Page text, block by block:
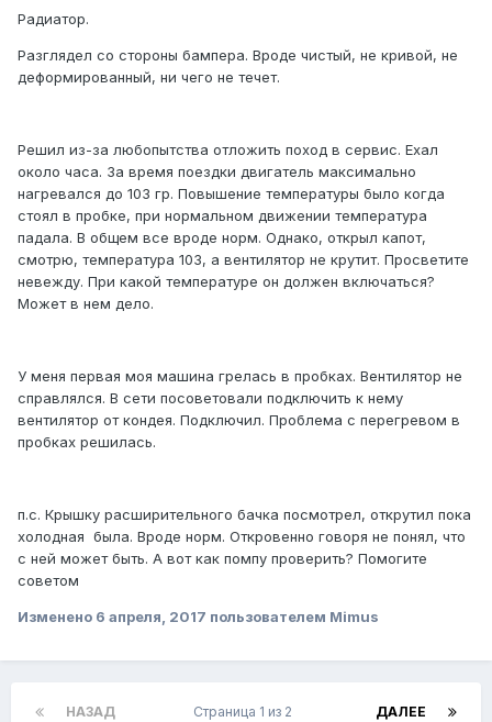
Радиатор.
Разглядел со стороны бампера. Вроде чистый, не кривой, не
деформированный, ни чего не течет.
Решил из-за любопытства отложить поход в сервис. Ехал
около часа. За время поездки двигатель максимально
нагревался до 103 гр. Повышение температуры было когда
стоял в пробке, при нормальном движении температура
падала. В общем все вроде норм. Однако, открыл капот,
смотрю, температура 103, а вентилятор не крутит. Просветите
невежду. При какой температуре он должен включаться?
Может в нем дело.
У меня первая моя машина грелась в пробках. Вентилятор не
справлялся. В сети посоветовали подключить к нему
вентилятор от кондея. Подключил. Проблема с перегревом в
пробках решилась.
п.с. Крышку расширительного бачка посмотрел, открутил пока
холодная была. Вроде норм. Откровенно говоря не понял, что
с ней может быть. А вот как помпу проверить? Помогите
советом
Изменено 6 апреля, 2017 пользователем Mimus
НАЗАД ДАЛЕЕ
Страница 1 из 2